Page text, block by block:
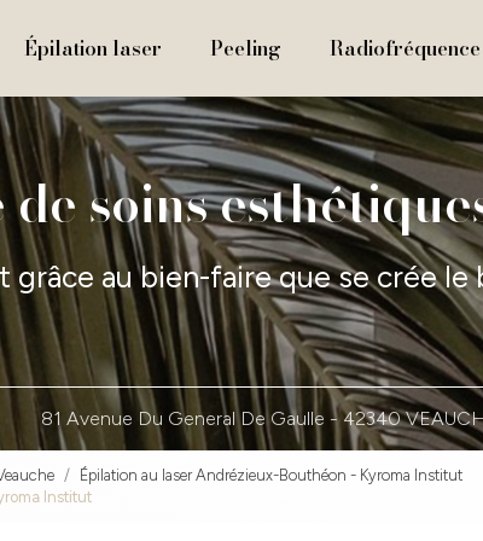
Épilation laser Peeling
soins
grâce au bien-faire que se crée le
81 Avenue Du General De Gaulle -42340
Épilation au laser Andrézieux-Bouthéon - Kyroma Institut
Institut